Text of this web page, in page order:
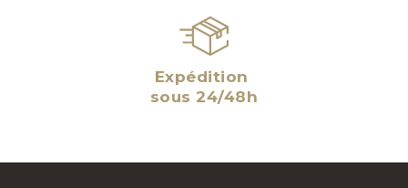
Expédition
sous 24/48h